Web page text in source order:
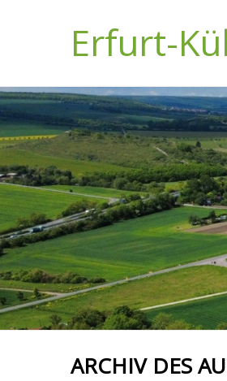
Erfurt-
ARCHIV DES